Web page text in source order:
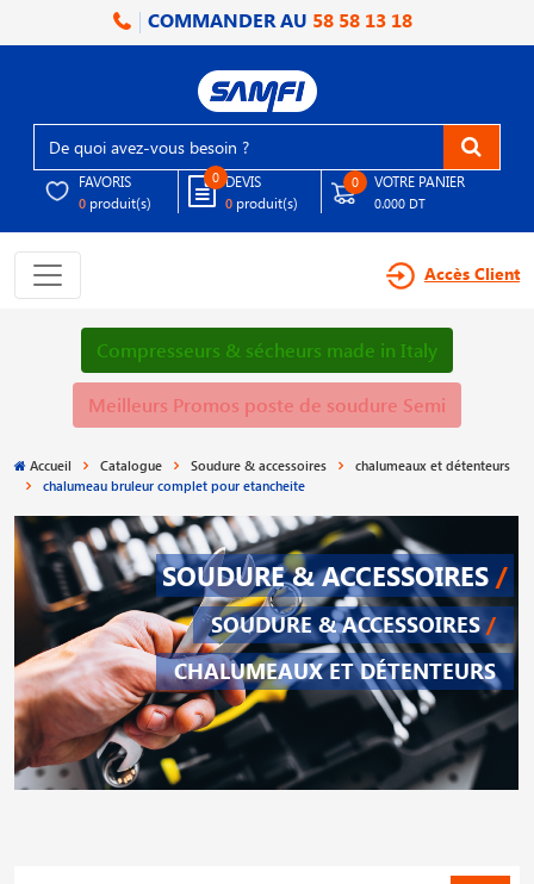
COMMANDER AU 58 58 13 18
FAVORIS
0 produit(s)
0 DEVIS
0 produit(s)
0 VOTRE PANIER
0.000 DT
Accès Client
Compresseurs & sécheurs made in Italy
Meilleurs Promos poste de soudure Semi
Accueil Catalogue Soudure & accessoires
chalumeaux et détenteurs
chalumeau bruleur complet pour etancheite
SOUDURE & ACCESSOIRES /
SOUDURE & ACCESSOIRES /
CHALUMEAUX ET DÉTENTEURS